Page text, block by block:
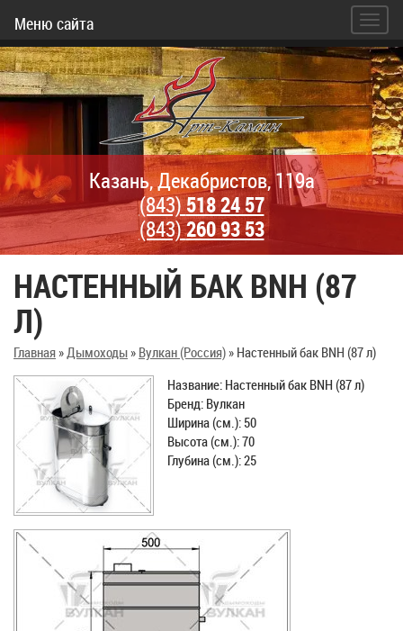
Меню сайта
Казань, Декабристов, 119а
(843)518 24 57
(843)260 93 53
НАСТЕННЫЙ БАК BNH (87
Л)
Главная»Дымоходы» Вулкан (Россия)» Настенный бак BNH (87 л)
Название: Настенный бак BNH (87 л)
Бренд: Вулкан
Ширина (см.): 50
Высота (см.): 70
Глубина (см.): 25